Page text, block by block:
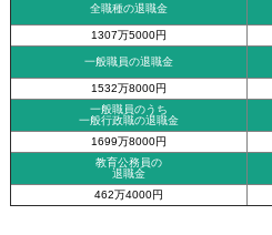
全職種の退職金
1307万5000円
一般職員の退職金
1532万8000円
一般職員のうち
一般行政職の退職金
1699万8000円
教育公務員の
退職金
462万4000円